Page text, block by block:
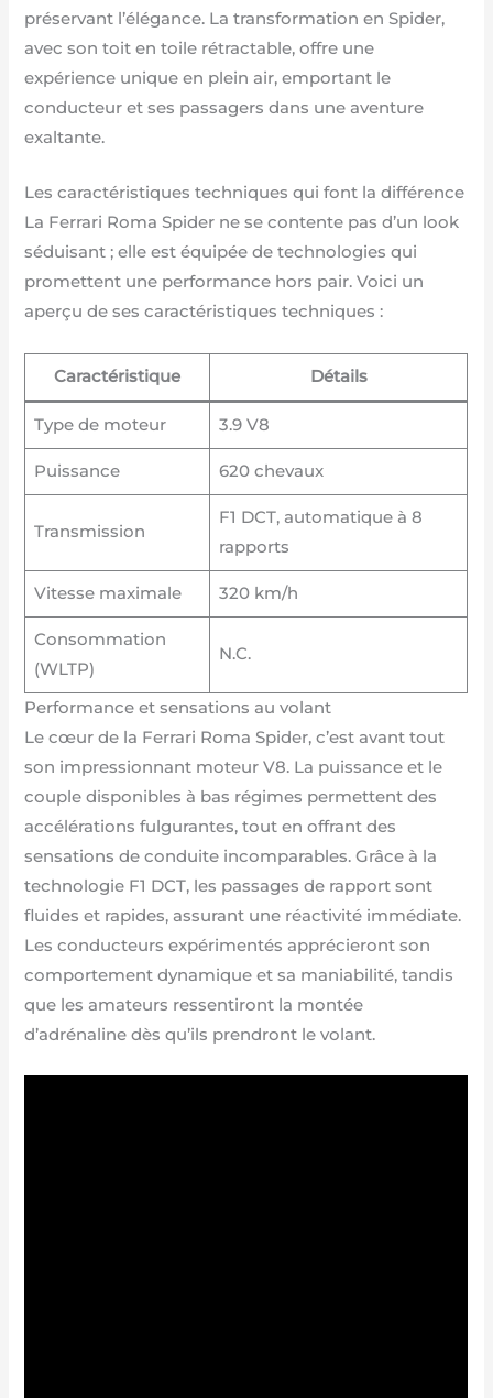
préservant l’élégance. La transformation en Spider,
avec son toit en toile rétractable, offre une
expérience unique en plein air, emportant le
conducteur et ses passagers dans une aventure
exaltante.
Les caractéristiques techniques qui font la différence
La Ferrari Roma Spider ne se contente pas d’un look
séduisant ; elle est équipée de technologies qui
promettent une performance hors pair. Voici un
aperçu de ses caractéristiques techniques :
Caractéristique Détails
Type de moteur 3.9 V8
Puissance 620 chevaux
Transmission
F1 DCT, automatique à 8
rapports
Vitesse maximale 320 km/h
Consommation
(WLTP)
N.C.
Performance et sensations au volant
Le cœur de la Ferrari Roma Spider, c’est avant tout
son impressionnant moteur V8. La puissance et le
couple disponibles à bas régimes permettent des
accélérations fulgurantes, tout en offrant des
sensations de conduite incomparables. Grâce à la
technologie F1 DCT, les passages de rapport sont
fluides et rapides, assurant une réactivité immédiate.
Les conducteurs expérimentés apprécieront son
comportement dynamique et sa maniabilité, tandis
que les amateurs ressentiront la montée
d’adrénaline dès qu’ils prendront le volant.